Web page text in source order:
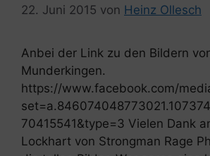
22. Juni 2015 von Heinz Ollesch
Anbei der Link zu den Bildern
Munderkingen.
https://www.facebook.com/
70415541&type=3 Vielen Dank
Lockhart von Strongman Rage